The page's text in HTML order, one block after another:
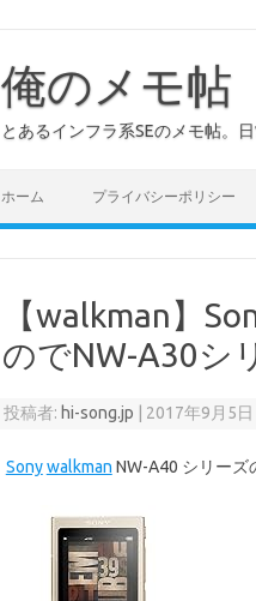
俺のメモ帖
とあるインフラ系SEのメモ帖。
ホーム プライバシーポリシー
【walkman】
のでNW-A30シ
投稿者: hi-song.jp 2017年9月5日
Sony walkman NW-A40 シリーズ